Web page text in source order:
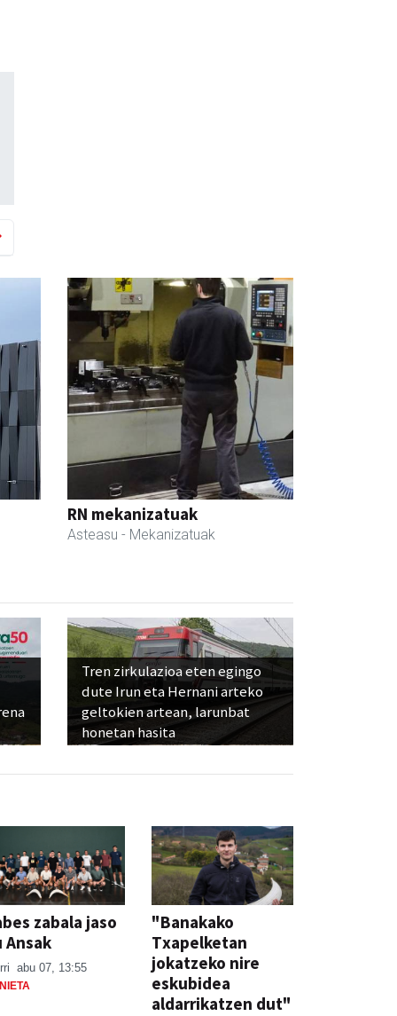
RN mekanizatuak
Asteasu - Mekanizatuak
Tren zirkulazioa eten egingo
dute Irun eta Hernani arteko
geltokien artean, larunbat
honetan hasita
zabala jaso
Ansak
abu 07, 13:55
"Banakako
Txapelketan
jokatzeko nire
eskubidea
aldarrikatzen dut"